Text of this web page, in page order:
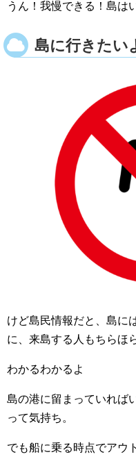
うん！我慢できる！島は
島に行きたい
けど島民情報だと、島に
に、来島する人もちらほ
わかるわかるよ
島の港に留まっていれば
って気持ち。
でも船に乗る時点でアウ